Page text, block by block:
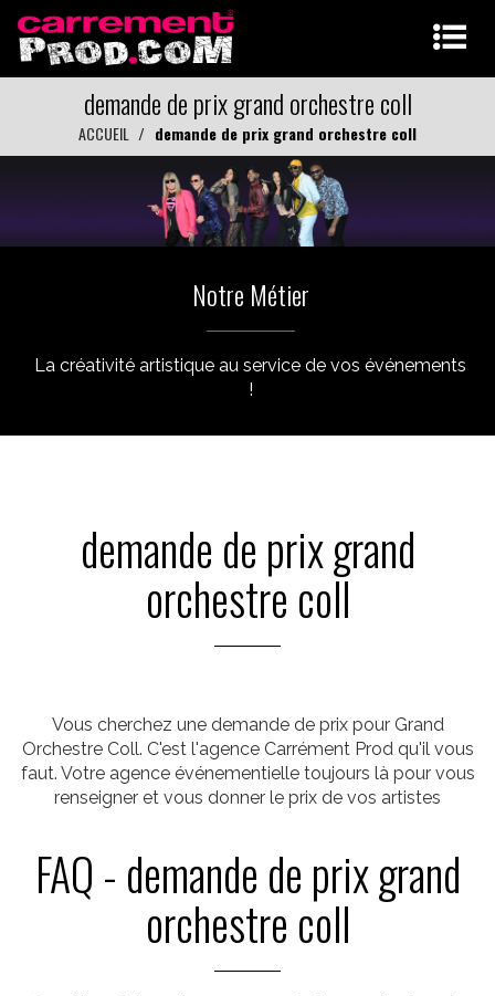
demande de prix grand orchestre coll
ACCUEIL demande de prix grand orchestre coll
Notre Métier
La créativité artistique au service de vos événements
!
demande de prix grand
orchestre coll
Vous cherchez une demande de prix pour Grand
Orchestre Coll. C'est l'agence Carrément Prod qu'il vous
faut. Votre agence événementielle toujours là pour vous
renseigner et vous donner le prix de vos artistes
FAQ - demande de prix grand
orchestre coll